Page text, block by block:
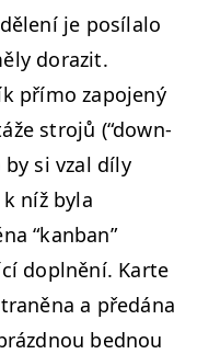
je posíla­lo
dorazit.
pří­mo zapo­jený
stro­jů (“down­
by si vzal díly
níž byla
“kan­ban”
doplnění. Karte
a předá­na
bed­nou